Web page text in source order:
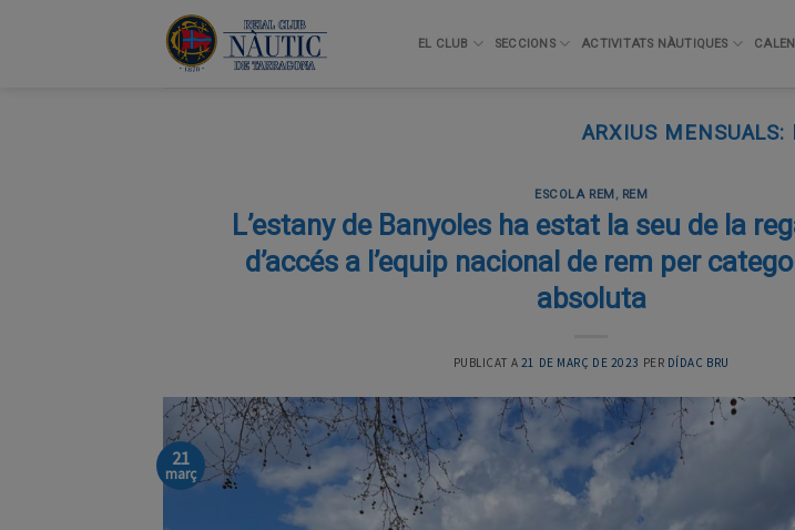
EL CLUB SECCIONS ACTIVITATS NÀUTIQUES
ARXIUS MENSUALS:
ESCOLA REM , REM
L’estany de Banyoles ha estat la seu de la
d’accés a l’equip nacional de rem per
absoluta
PUBLICAT A 21 DE MARÇ DE 2023 PER DÍDAC BRU
21
març